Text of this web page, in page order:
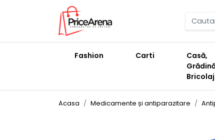
Fashion Carti
Casă,
Bricolaj
Acasa Medicamente și antiparazitare